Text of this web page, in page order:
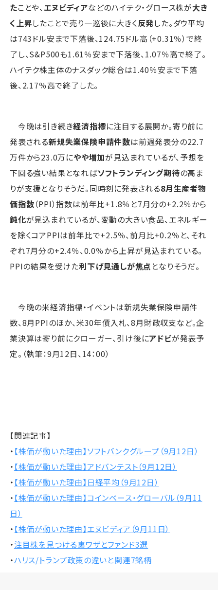
たことや、 エヌビディアなどのハイテク・グロース株が大き
く上昇したことで売り一巡後に大きく反発した。ダウ平均
は743ドル安まで下落後、124.75ドル高（+0.31％）で終
了し、S&P500も1.61％安まで下落後、1.07％高で終了。
ハイテク株主体のナスダック総合は1.40％安まで下落
後、2.17％高で終了した。
今晩は引き続き経済指標に注目する展開か。寄り前に
発表される新規失業保険申請件数は前週発表分の22.7
万件から23.0万にやや増加が見込まれているが、予想を
下回る強い結果となればソフトランディング期待の高ま
りが支援となりそうだ。同時刻に発表される8月生産者物
価指数（PPI）指数は前年比+1.8％と7月分の+2.2％から
鈍化が見込まれているが、変動の大きい食品、エネルギー
を除くコアPPIは前年比で+2.5％、前月比+0.2％と、それ
ぞれ7月分の+2.4％、0.0％から上昇が見込まれている。
PPIの結果を受けた利下げ見通しが焦点 となりそうだ。
今晩の米経済指標・イベントは新規失業保険申請件
数、8月PPIのほか、米30年債入札、8月財政収支など。企
業決算は寄り前にクローガー、引け後にアドビが発表予
定。（執筆：9月12日、14：00）
【関連記事】
・ 【株価が動いた理由】ソフトバンクグループ（9月12日）
・ 【株価が動いた理由】アドバンテスト（9月12日）
・ 【株価が動いた理由】日経平均（9月12日）
・ 【株価が動いた理由】コインベース・グローバル（9月11
日）
・ 【株価が動いた理由】エヌビディア（9月11日）
・注目株を見つける裏ワザとファンド3選
・ハリス/トランプ政策の違いと関連7銘柄